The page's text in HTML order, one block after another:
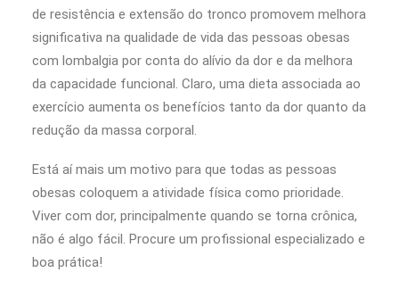
de resistência e extensão do tronco promovem melhora
significativa na qualidade de vida das pessoas obesas
com lombalgia por conta do alívio da dor e da melhora
da capacidade funcional. Claro, uma dieta associada ao
exercício aumenta os benefícios tanto da dor quanto da
redução da massa corporal.
Está aí mais um motivo para que todas as pessoas
obesas coloquem a atividade física como prioridade.
Viver com dor, principalmente quando se torna crônica,
não é algo fácil. Procure um profissional especializado e
boa prática!